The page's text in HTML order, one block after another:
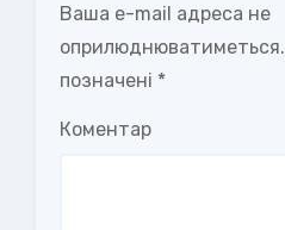
Ваша e-mail адреса не
оприлюднюватиметься.
позначені *
Коментар